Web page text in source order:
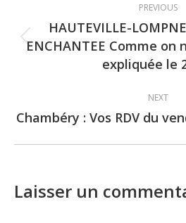
navigation
PREVIOUS
post:
HAUTEVILLE-
ENCHANTEE Comme on
expliquée le
NEXT
Next
Chambéry : Vos RDV du
Laisser un